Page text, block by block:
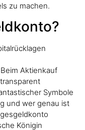
zu machen.
Aktienkauf
Symbole
und wer genau ist
Königin